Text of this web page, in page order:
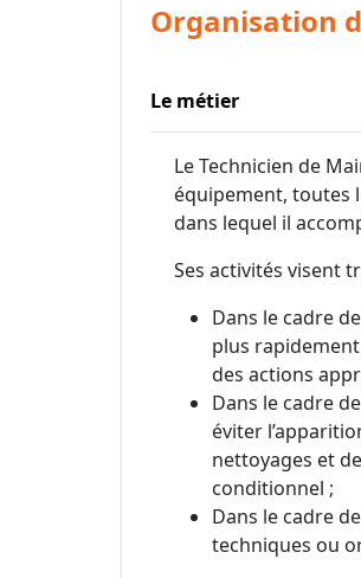
Organisation
Le métier
Le Technicien de
équipement, toutes
dans lequel il
Ses activités visent
Dans le cadre
plus
des actions
Dans le cadre
éviter
nettoyages et
conditionnel ;
Dans le cadre
techniques ou